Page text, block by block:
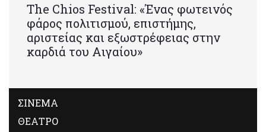
Τhe Chios Festival: «Ένας φωτεινός
φάρος πολιτισμού, επιστήμης,
αριστείας και εξωστρέφειας στην
καρδιά του Αιγαίου»
ΣΙΝΕΜΑ
ΘΕΑΤΡΟ